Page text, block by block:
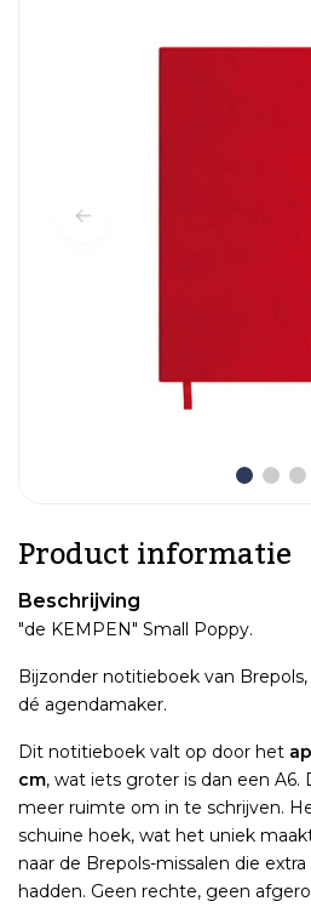
Product informatie
Beschrijving
"de KEMPEN" Small Poppy.
Bijzonder notitieboek van
dé agendamaker.
Dit notitieboek valt op door het
cm, wat iets groter is dan een
meer ruimte om in te schrijven.
schuine hoek, wat het uniek
naar de Brepols-missalen die
hadden. Geen rechte, geen